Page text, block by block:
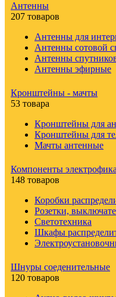
Антенны
207 товаров
Антенны для
Антенны сотовой
Антенны
Антенны эфирные
Кронштейны - мачты
53 товара
Кронштейны для
Кронштейны для
Мачты антенные
Компоненты
148 товаров
Коробки
Розетки,
Светотехника
Шкафы
Шнуры соеденительные
120 товаров